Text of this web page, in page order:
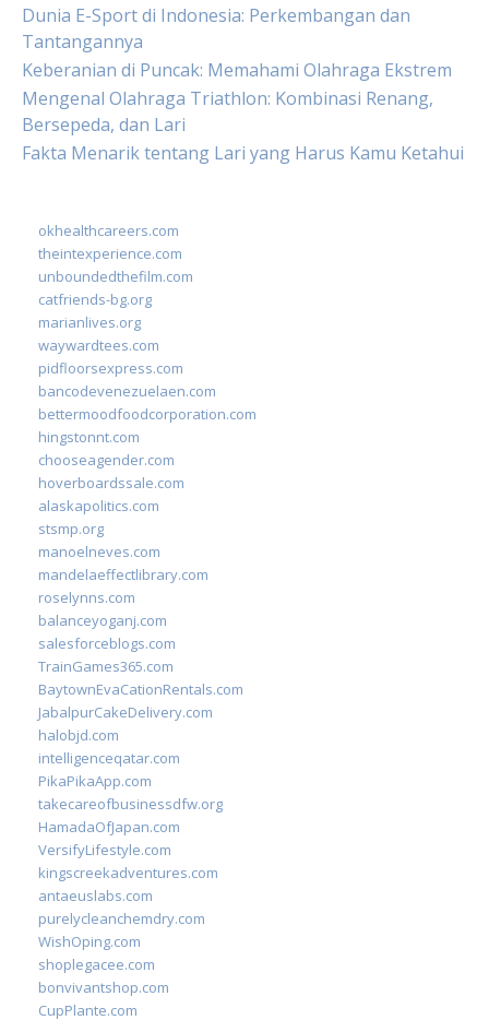
Dunia E-Sport di Indonesia: Perkembangan dan
Tantangannya
Keberanian di Puncak: Memahami Olahraga Ekstrem
Mengenal Olahraga Triathlon: Kombinasi Renang,
Bersepeda, dan Lari
Fakta Menarik tentang Lari yang Harus Kamu Ketahui
okhealthcareers.com
theintexperience.com
unboundedthefilm.com
catfriends-bg.org
marianlives.org
waywardtees.com
pidfloorsexpress.com
bancodevenezuelaen.com
bettermoodfoodcorporation.com
hingstonnt.com
chooseagender.com
hoverboardssale.com
alaskapolitics.com
stsmp.org
manoelneves.com
mandelaeffectlibrary.com
roselynns.com
balanceyoganj.com
salesforceblogs.com
TrainGames365.com
BaytownEvaCationRentals.com
JabalpurCakeDelivery.com
halobjd.com
intelligenceqatar.com
PikaPikaApp.com
takecareofbusinessdfw.org
HamadaOfJapan.com
VersifyLifestyle.com
kingscreekadventures.com
antaeuslabs.com
purelycleanchemdry.com
WishOping.com
shoplegacee.com
bonvivantshop.com
CupPlante.com